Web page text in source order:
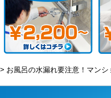
> お風呂の水漏れ要注意！マンシ